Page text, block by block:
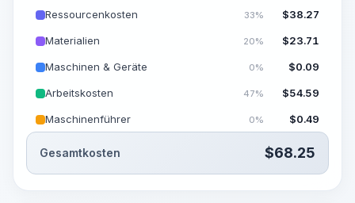
Ressourcenkosten 33% $38.27
Materialien 20% $23.71
Maschinen & Geräte 0% $0.09
Arbeitskosten 47% $54.59
Maschinenführer 0% $0.49
Gesamtkosten $68.25